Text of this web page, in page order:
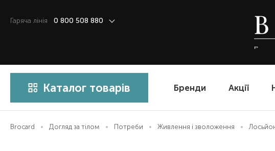
Гаряча лiнiя 0 800 508 880
Каталог товарів Бренди Акції
Brocard Догляд за тілом Потреби Живлення і зволоження